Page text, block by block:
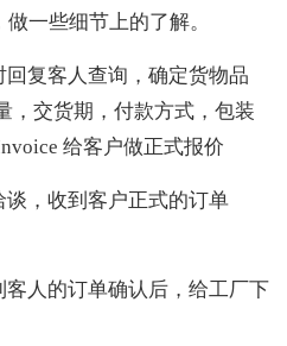
一些细节上的了解。
复客人查询，确定货物品
，交货期，付款方式，包装
给客户做正式报价
，收到客户正式的订单
人的订单确认后，给工厂下